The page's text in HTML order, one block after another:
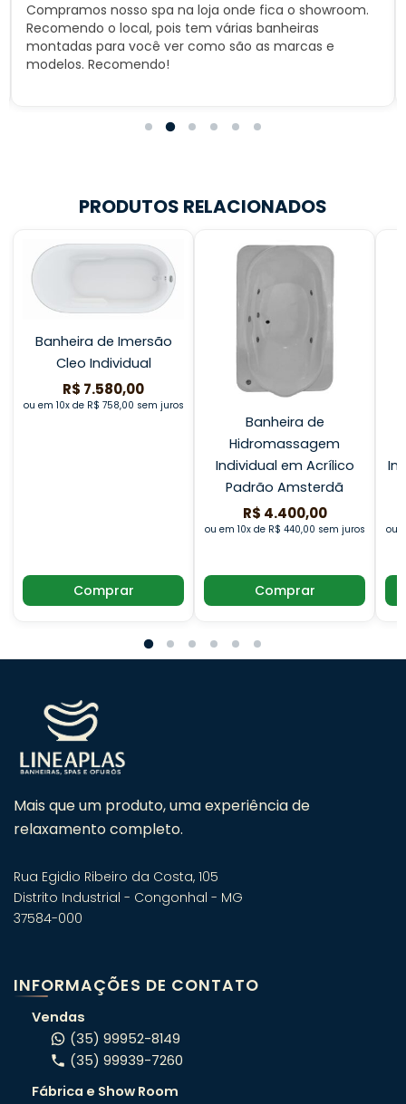
Compramos nosso spa na loja onde fica o showroom.
Recomendo o local, pois tem várias banheiras
montadas para você ver como são as marcas e
modelos. Recomendo!
PRODUTOS RELACIONADOS
Banheira de Imersão
Cleo Individual
R$ 7.580,00
ou em 10x de R$ 758,00 sem juros
Comprar
Banheira de
Hidromassagem
Individual em Acrílico
Padrão Amsterdã
R$ 4.400,00
ou em 10x de R$ 440,00 sem juros
Comprar
ou
Mais que um produto, uma experiência de
relaxamento completo.
Rua Egidio Ribeiro da Costa, 105
Distrito Industrial - Congonhal - MG
37584-000
INFORMAÇÕES DE CONTATO
Vendas
(35) 99952-8149
(35) 99939-7260
Fábrica e Show Room
banheiras! 🛁
ORÇAMENTO RÁPIDO